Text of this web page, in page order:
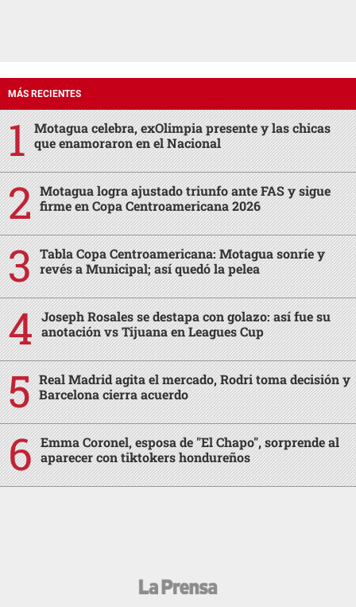
MÁS RECIENTES
Motagua celebra, exOlimpia presente y las chicas
que enamoraron en el Nacional
Motagua logra ajustado triunfo ante FAS y sigue
firme en Copa Centroamericana 2026
Tabla Copa Centroamericana: Motagua sonríe y
revés a Municipal; así quedó la pelea
Joseph Rosales se destapa con golazo: así fue su
anotación vs Tijuana en Leagues Cup
Real Madrid agita el mercado, Rodri toma decisión y
Barcelona cierra acuerdo
Emma Coronel, esposa de "El Chapo", sorprende al
aparecer con tiktokers hondureños